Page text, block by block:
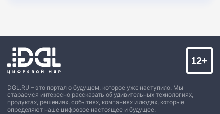
DGL.RU – это портал о будущем, которое уже наступило. Мы
стараемся интересно рассказать об удивительных технологиях,
продуктах, решениях, событиях, компаниях и людях, которые
определяют наше цифровое настоящее и будущее.
12+